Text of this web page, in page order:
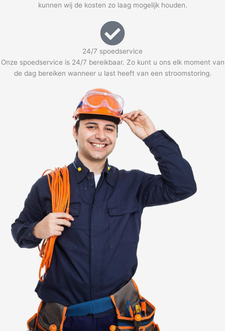
kunnen wij de kosten zo laag mogelijk houden.
24/7 spoedservice
Onze spoedservice is 24/7 bereikbaar. Zo kunt u ons elk moment van
de dag bereiken wanneer u last heeft van een stroomstoring.